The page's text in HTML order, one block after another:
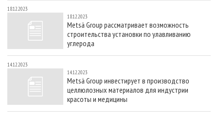
18.12.2023
18.12.2023
Metsä Group рассматривает возможность
строительства установки по улавливанию
углерода
14.12.2023
14.12.2023
Metsä Group инвестирует в производство
целлюлозных материалов для индустрии
красоты и медицины